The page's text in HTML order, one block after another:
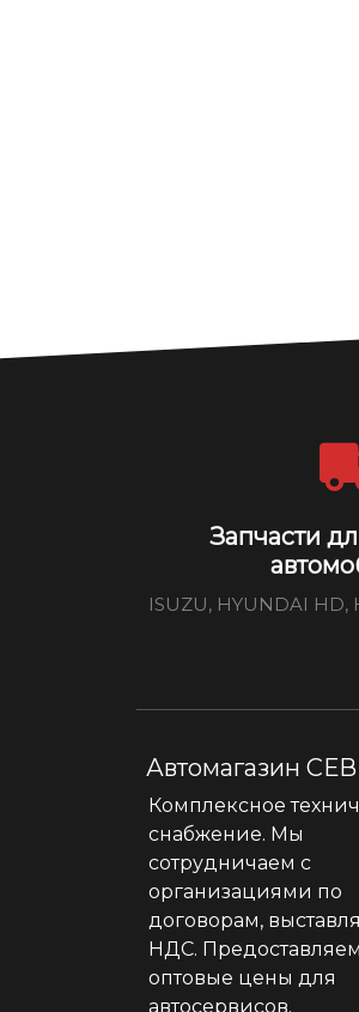
Запчасти
ISUZU, HYUNDAI HD,
Автомагазин
Комплексное
снабжение. Мы
сотрудничаем с
организациями по
договорам,
НДС. Предоставляем
оптовые цены для
автосервисов.